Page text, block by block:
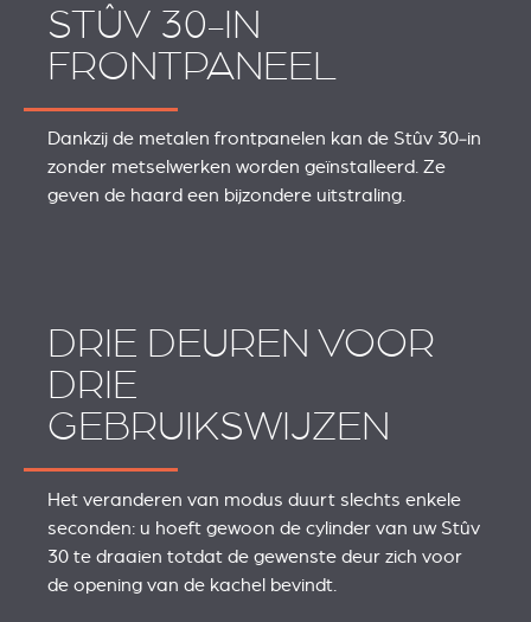
STÛV 30-IN
FRONTPANEEL
Dankzij de metalen frontpanelen kan de Stûv 30‑in
zonder metselwerken worden geïnstalleerd. Ze
geven de haard een bijzondere uitstraling.
DRIE DEUREN VOOR
DRIE
GEBRUIKSWIJZEN
Het veranderen van modus duurt slechts enkele
seconden: u hoeft gewoon de cylinder van uw Stûv
30 te draaien totdat de gewenste deur zich voor
de opening van de kachel bevindt.